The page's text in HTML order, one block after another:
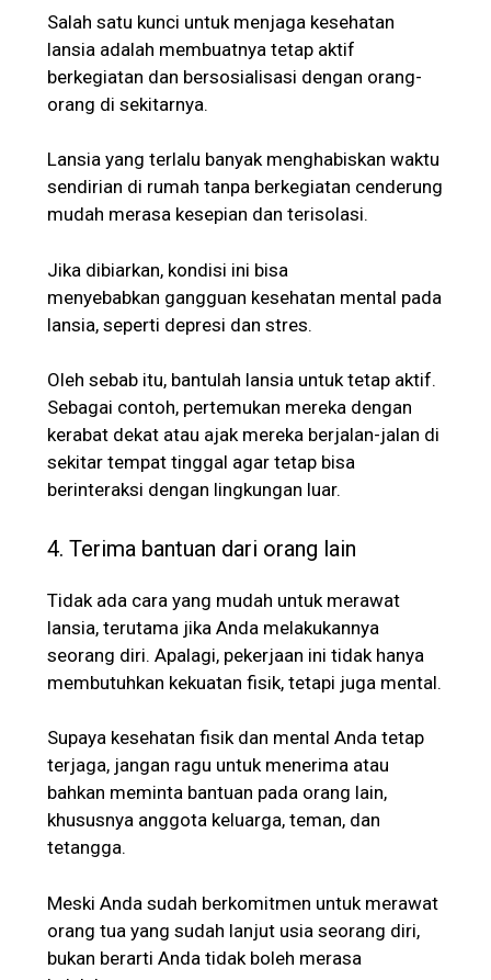
Salah satu kunci untuk menjaga kesehatan
lansia adalah membuatnya tetap aktif
berkegiatan dan bersosialisasi dengan orang-
orang di sekitarnya.
Lansia yang terlalu banyak menghabiskan waktu
sendirian di rumah tanpa berkegiatan cenderung
mudah merasa kesepian dan terisolasi.
Jika dibiarkan, kondisi ini bisa
menyebabkan gangguan kesehatan mental pada
lansia, seperti depresi dan stres.
Oleh sebab itu, bantulah lansia untuk tetap aktif.
Sebagai contoh, pertemukan mereka dengan
kerabat dekat atau ajak mereka berjalan-jalan di
sekitar tempat tinggal agar tetap bisa
berinteraksi dengan lingkungan luar.
4. Terima bantuan dari orang lain
Tidak ada cara yang mudah untuk merawat
lansia, terutama jika Anda melakukannya
seorang diri. Apalagi, pekerjaan ini tidak hanya
membutuhkan kekuatan fisik, tetapi juga mental.
Supaya kesehatan fisik dan mental Anda tetap
terjaga, jangan ragu untuk menerima atau
bahkan meminta bantuan pada orang lain,
khususnya anggota keluarga, teman, dan
tetangga.
Meski Anda sudah berkomitmen untuk merawat
orang tua yang sudah lanjut usia seorang diri,
bukan berarti Anda tidak boleh merasa